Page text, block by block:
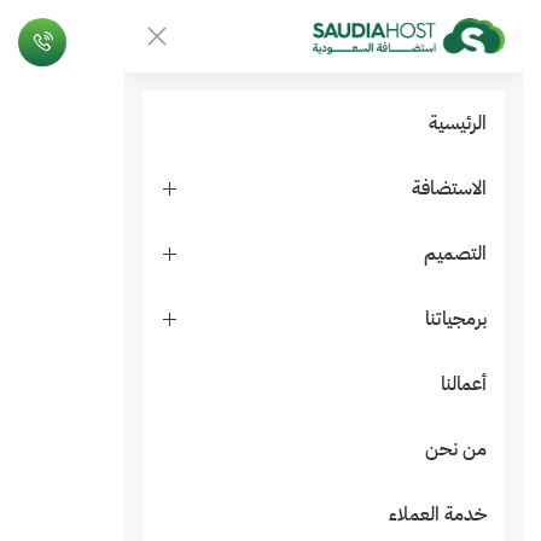
الرئيسية
الاستضافة
التصميم
برمجياتنا
أعمالنا
من نحن
خدمة العملاء